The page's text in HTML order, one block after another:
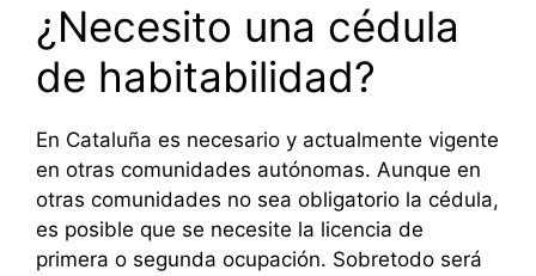
¿Necesito una cédula
de habitabilidad?
En Cataluña es necesario y actualmente vigente
en otras comunidades autónomas. Aunque en
otras comunidades no sea obligatorio la cédula,
es posible que se necesite la licencia de
primera o segunda ocupación. Sobretodo será